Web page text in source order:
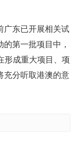
广东已开展相关试
第一批项目中，
形成重大项目、项
充分听取港澳的意